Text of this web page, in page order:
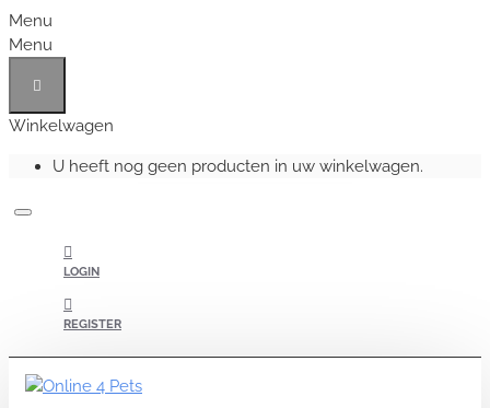
Menu
Menu
Winkelwagen
U heeft nog geen producten in uw winkelwagen.
LOGIN
REGISTER